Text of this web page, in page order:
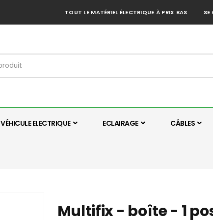
TOUT LE MATÉRIEL ÉLECTRIQUE À PRIX BAS SE
VÉHICULE ELECTRIQUE ECLAIRAGE CÂBLES
Multifix - boîte - 1